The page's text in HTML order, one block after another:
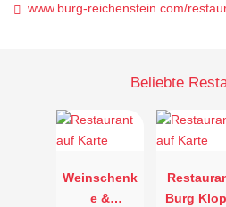
www.burg-reichenstein.com/
Beliebte
Weinschenk
e &
Burg